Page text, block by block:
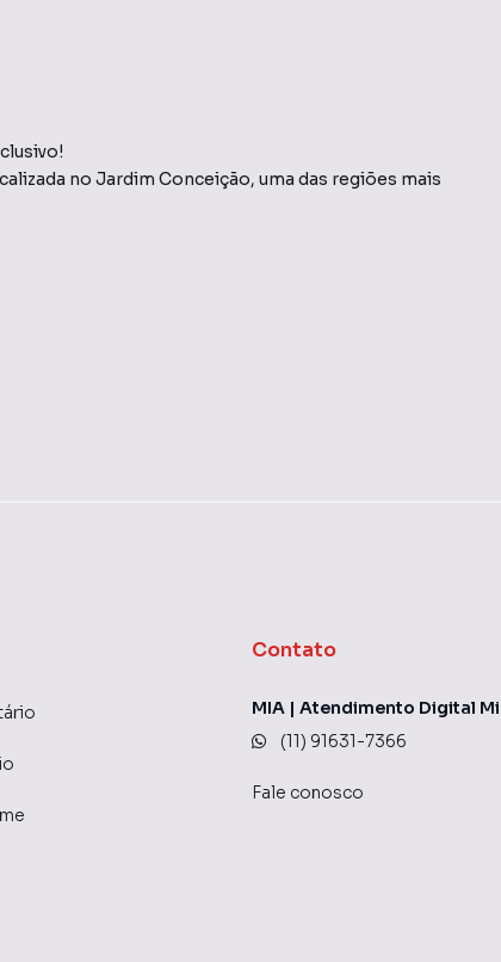
no Jardim Conceição, uma das regiões mais
e com fácil acesso às principais vias da cidade
e um espaço perfeito para reunir amigos e
Contato
MIA | Atendimento Digital
(11) 91631-7366
Fale conosco